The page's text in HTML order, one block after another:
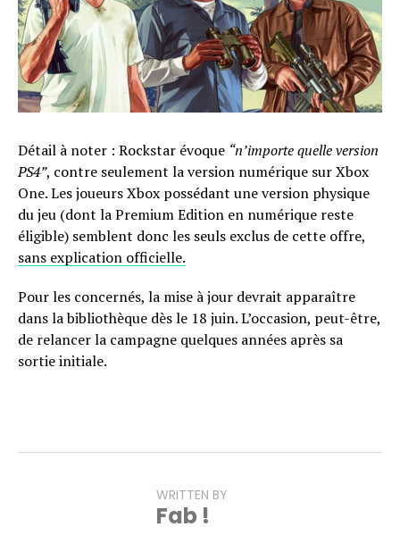
Détail à noter : Rockstar évoque “n’importe quelle version
PS4”, contre seulement la version numérique sur Xbox
One. Les joueurs Xbox possédant une version physique
du jeu (dont la Premium Edition en numérique reste
éligible) semblent donc les seuls exclus de cette offre,
sans explication officielle.
Pour les concernés, la mise à jour devrait apparaître
dans la bibliothèque dès le 18 juin. L’occasion, peut-être,
de relancer la campagne quelques années après sa
sortie initiale.
WRITTEN BY
Fab !